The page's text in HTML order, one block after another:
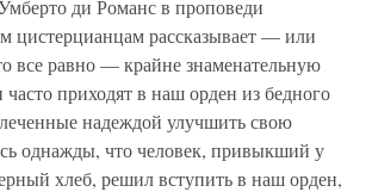
ди Романс в проповеди
цистерцианцам рассказывает — или
все равно — крайне знаменательную
приходят в наш орден из бедного
надеждой улучшить свою
однажды, что человек, привыкший у
хлеб, решил вступить в наш орден,